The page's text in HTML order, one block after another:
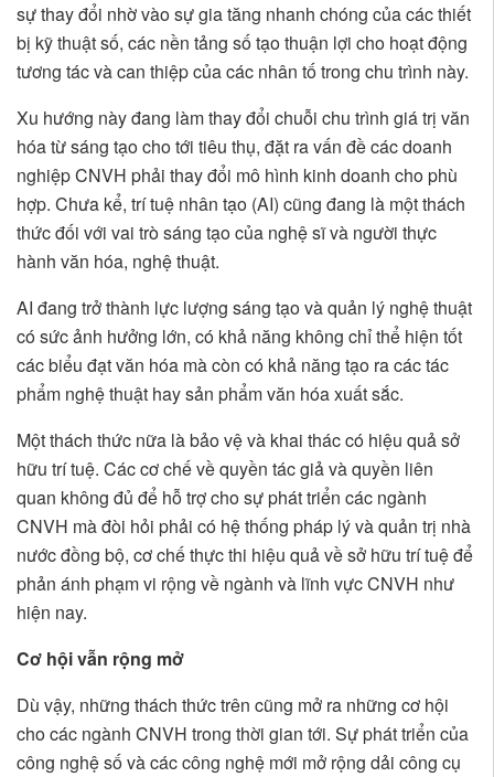
sự thay đổi nhờ vào sự gia tăng nhanh chóng của các thiết
bị kỹ thuật số, các nền tảng số tạo thuận lợi cho hoạt động
tương tác và can thiệp của các nhân tố trong chu trình này.
Xu hướng này đang làm thay đổi chuỗi chu trình giá trị văn
hóa từ sáng tạo cho tới tiêu thụ, đặt ra vấn đề các doanh
nghiệp CNVH phải thay đổi mô hình kinh doanh cho phù
hợp. Chưa kể, trí tuệ nhân tạo (AI) cũng đang là một thách
thức đối với vai trò sáng tạo của nghệ sĩ và người thực
hành văn hóa, nghệ thuật.
AI đang trở thành lực lượng sáng tạo và quản lý nghệ thuật
có sức ảnh hưởng lớn, có khả năng không chỉ thể hiện tốt
các biểu đạt văn hóa mà còn có khả năng tạo ra các tác
phẩm nghệ thuật hay sản phẩm văn hóa xuất sắc.
Một thách thức nữa là bảo vệ và khai thác có hiệu quả sở
hữu trí tuệ. Các cơ chế về quyền tác giả và quyền liên
quan không đủ để hỗ trợ cho sự phát triển các ngành
CNVH mà đòi hỏi phải có hệ thống pháp lý và quản trị nhà
nước đồng bộ, cơ chế thực thi hiệu quả về sở hữu trí tuệ để
phản ánh phạm vi rộng về ngành và lĩnh vực CNVH như
hiện nay.
Cơ hội vẫn rộng mở
Dù vậy, những thách thức trên cũng mở ra những cơ hội
cho các ngành CNVH trong thời gian tới. Sự phát triển của
công nghệ số và các công nghệ mới mở rộng dải công cụ